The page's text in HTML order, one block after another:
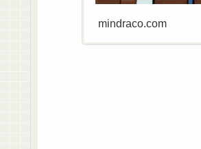
mindraco.com